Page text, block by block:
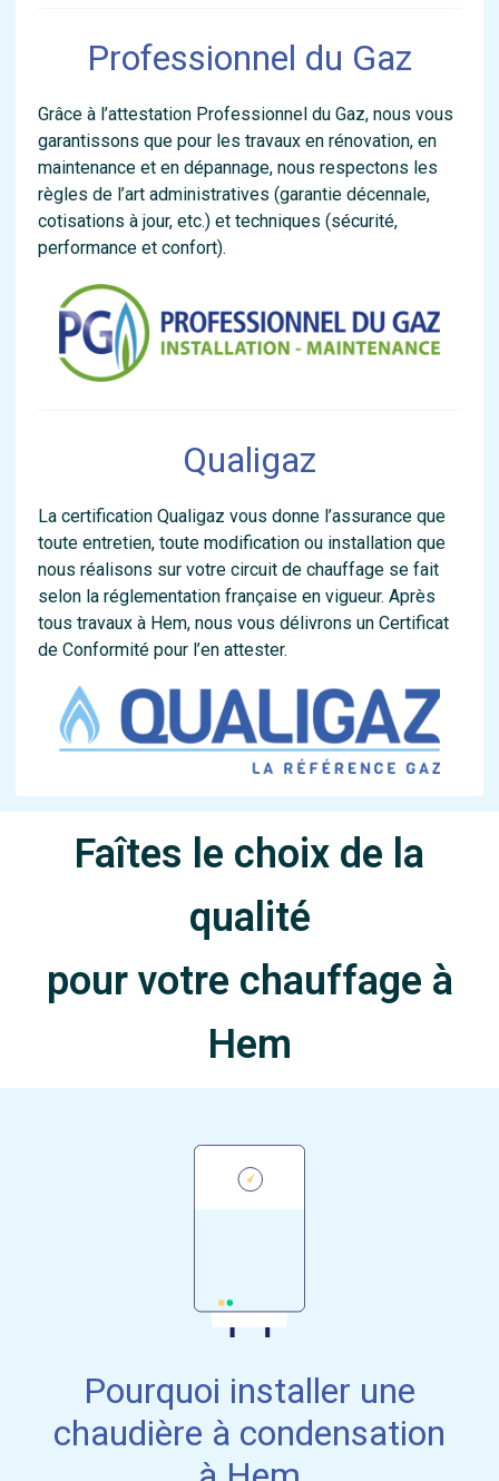
Professionnel du Gaz
Grâce à l’attestation Professionnel du Gaz, nous vous
garantissons que pour les travaux en rénovation, en
maintenance et en dépannage, nous respectons les
règles de l’art administratives (garantie décennale,
cotisations à jour, etc.) et techniques (sécurité,
performance et confort).
Qualigaz
La certification Qualigaz vous donne l’assurance que
toute entretien, toute modification ou installation que
nous réalisons sur votre circuit de chauffage se fait
selon la réglementation française en vigueur. Après
tous travaux à Hem, nous vous délivrons un Certificat
de Conformité pour l’en attester.
Faîtes le choix de la
qualité
pour votre chauffage à
Hem
Pourquoi installer une
chaudière à condensation